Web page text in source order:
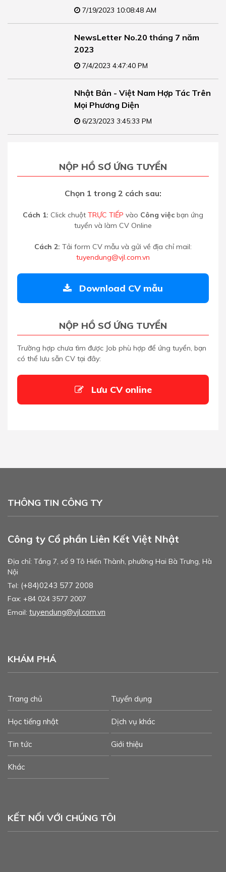
Thực Tập Sinh
7/19/2023 10:08:48 AM
NewsLetter No.20 tháng 7 năm
2023
7/4/2023 4:47:40 PM
Nhật Bản - Việt Nam Hợp Tác Trên
Mọi Phương Diện
6/23/2023 3:45:33 PM
NỘP HỒ SƠ ỨNG TUYỂN
Click chuộtTRỰC TIẾPvàoCông việc
Tải form CV mẫu và gửi về địa chỉ mail:
Download CV mẫu
NỘP HỒ SƠ ỨNG TUYỂN
Trường hợp chưa tìm được Job phù hợp để ứng tuyển, bạn
Lưu CV online
THÔNG TIN CÔNG TY
Địa chỉ: Tầng 7, số 9 Tô Hiến Thành, phường Hai Bà Trưng, Hà
Nội
Tel: (+84)0243 577 2008
Fax: +84 024 3577 2007
KHÁM PHÁ
Trang chủ Tuyển dụng
Học tiếng nhật Dịch vụ khác
Tin tức Giới thiệu
Khác
KẾT NỐI VỚI CHÚNG TÔI